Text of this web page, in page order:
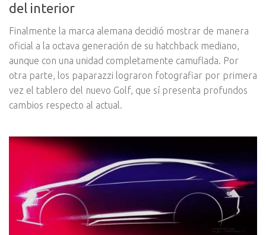
del interior
Finalmente la marca alemana decidió mostrar de manera
oficial a la octava generación de su hatchback mediano,
aunque con una unidad completamente camuflada. Por
otra parte, los paparazzi lograron fotografiar por primera
vez el tablero del nuevo Golf, que sí presenta profundos
cambios respecto al actual.